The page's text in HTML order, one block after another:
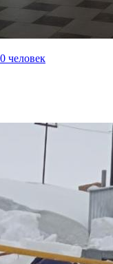
человек